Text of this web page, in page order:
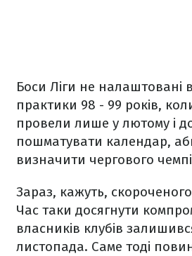
Боси Ліги не налаштовані
практики 98 - 99 років,
провели лише у лютому і
пошматувати календар,
визначити чергового
Зараз, кажуть,
Час таки досягнути
власників клубів
листопада. Саме тоді